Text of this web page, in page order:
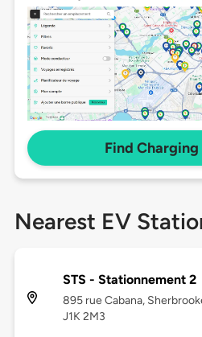
Find
Nearest EV
STS - Stationnement 2
895 rue Cabana,
J1K 2M3